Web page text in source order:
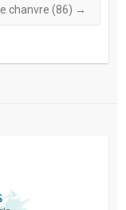
chanvre (86) →